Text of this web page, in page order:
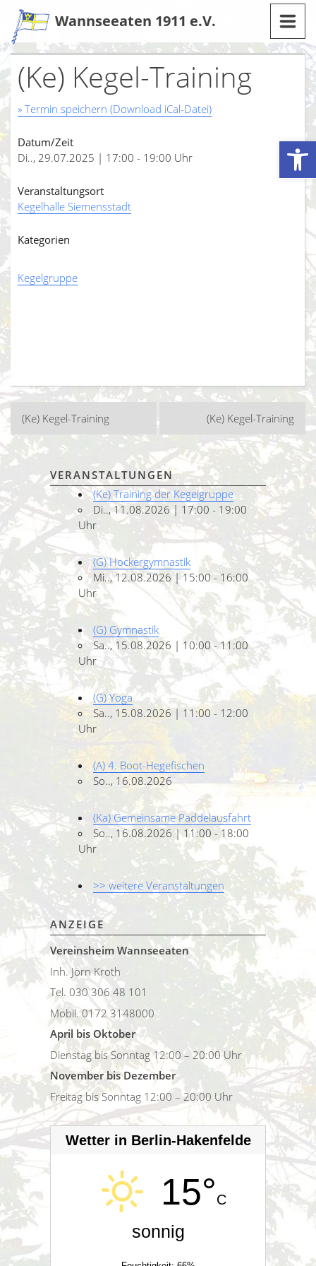
Werkzeugleiste öffnen
Zum
Inhalt
Wannseeaten 1911 e.V.
(Ke) Kegel-Training
» Termin speichern (Download iCal-Datei)
Datum/Zeit
Di.., 29.07.2025 | 17:00 - 19:00 Uhr
Veranstaltungsort
Kegelhalle Siemensstadt
Kategorien
Kegelgruppe
Beitragsnavigation
(Ke) Kegel-Training (Ke) Kegel-Training
VERANSTALTUNGEN
(Ke) Training der Kegelgruppe
Di.., 11.08.2026 | 17:00 - 19:00
Uhr
(G) Hockergymnastik
Mi.., 12.08.2026 | 15:00 - 16:00
Uhr
(G) Gymnastik
Sa.., 15.08.2026 | 10:00 - 11:00
Uhr
(G) Yoga
Sa.., 15.08.2026 | 11:00 - 12:00
Uhr
(A) 4. Boot-Hegefischen
So.., 16.08.2026
(Ka) Gemeinsame Paddelausfahrt
So.., 16.08.2026 | 11:00 - 18:00
Uhr
>> weitere Veranstaltungen
ANZEIGE
Vereinsheim Wannseeaten
Inh. Jörn Kroth
Tel. 030 306 48 101
Mobil. 0172 3148000
April bis Oktober
Dienstag bis Sonntag 12:00 – 20:00 Uhr
November bis Dezember
Freitag bis Sonntag 12:00 – 20:00 Uhr
Wetter in Berlin-Hakenfelde
15°C
sonnig